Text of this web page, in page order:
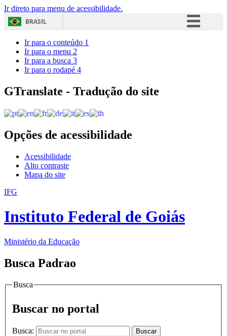
Ir direto para menu de acessibilidade.
BRASIL
Acesso à informação
Ir para o conteúdo 1
Ir para o menu 2
Ir para a busca 3
Ir para o rodapé 4
GTranslate - Tradução do site
Opções de acessibilidade
Acessibilidade
Alto contraste
Mapa do site
IFG
Instituto Federal de Goiás
Ministério da Educação
Busca Padrao
Busca
Buscar no portal
Busca: Buscar